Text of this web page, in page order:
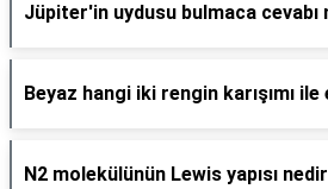
Jüpiter'in uydusu bulmaca cevabı
Beyaz hangi iki rengin karışımı
N2 molekülünün Lewis yapısı